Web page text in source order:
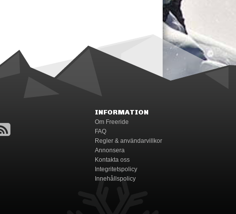
INFORMATION
Om Freeride
FAQ
Regler & användarvillkor
Annonsera
Kontakta oss
Integritetspolicy
Innehållspolicy